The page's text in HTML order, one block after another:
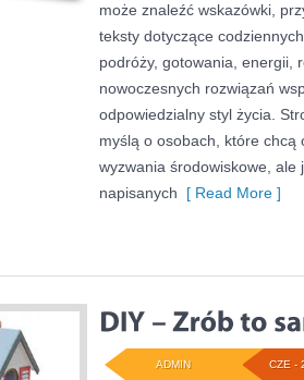
może znaleźć wskazówki,
teksty dotyczące
podróży, gotowania, energii,
nowoczesnych rozwiązań
odpowiedzialny styl życia.
myślą o osobach, które chcą
wyzwania środowiskowe, ale
napisanych [ Read More ]
CZE -
ADMIN